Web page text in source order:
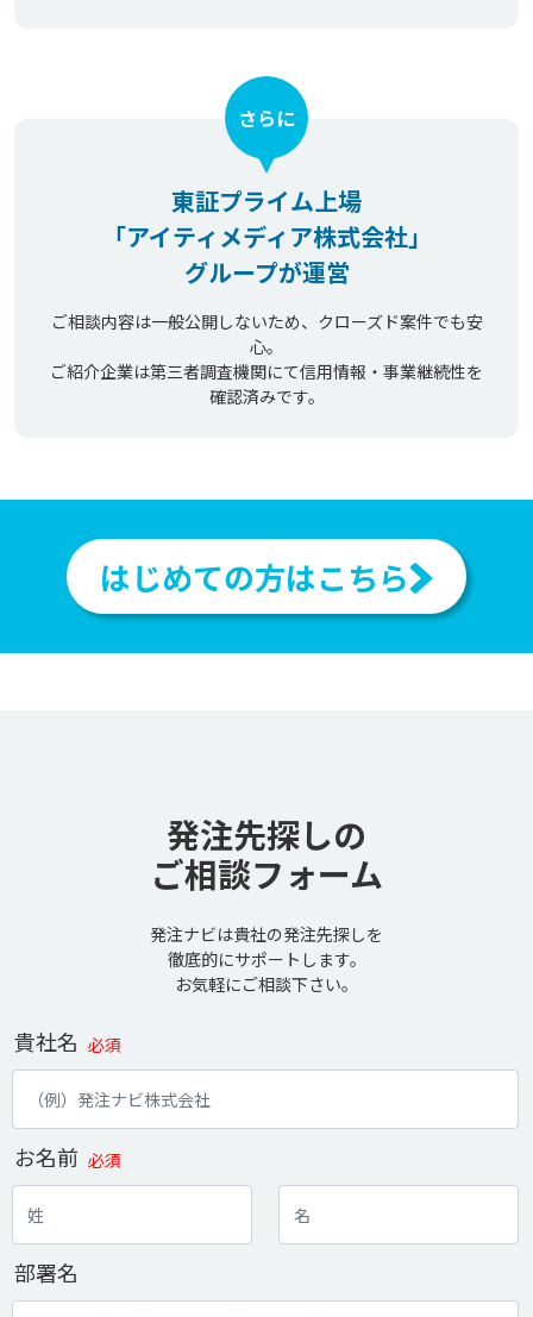
東証プライム上場
「アイティメディア株式会社」
グループが運営
さらに
ご相談内容は一般公開しないため、クローズド案件でも安
心。
ご紹介企業は第三者調査機関にて信用情報・事業継続性を
確認済みです。
はじめての方はこちら
発注先探しの
ご相談フォーム
発注ナビは貴社の発注先探しを
徹底的にサポートします。
お気軽にご相談下さい。
貴社名 必須
お名前 必須
部署名